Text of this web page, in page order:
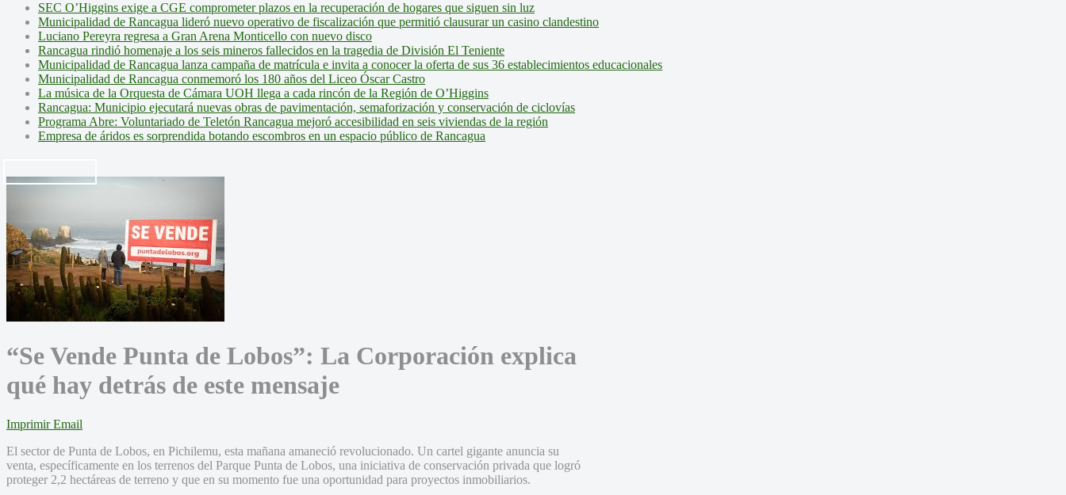
SEC O’Higgins exige a CGE comprometer plazos en la recuperación de hogares que siguen sin luz
Municipalidad de Rancagua lideró nuevo operativo de fiscalización que permitió clausurar un casino clandestino
Luciano Pereyra regresa a Gran Arena Monticello con nuevo disco
Rancagua rindió homenaje a los seis mineros fallecidos en la tragedia de División El Teniente
Municipalidad de Rancagua lanza campaña de matrícula e invita a conocer la oferta de sus 36 establecimientos educacionales
Municipalidad de Rancagua conmemoró los 180 años del Liceo Óscar Castro
La música de la Orquesta de Cámara UOH llega a cada rincón de la Región de O’Higgins
Rancagua: Municipio ejecutará nuevas obras de pavimentación, semaforización y conservación de ciclovías
Programa Abre: Voluntariado de Teletón Rancagua mejoró accesibilidad en seis viviendas de la región
Empresa de áridos es sorprendida botando escombros en un espacio público de Rancagua
“Se Vende Punta de Lobos”: La Corporación explica
qué hay detrás de este mensaje
Imprimir Email
El sector de Punta de Lobos, en Pichilemu, esta mañana amaneció revolucionado. Un cartel gigante anuncia su
venta, específicamente en los terrenos del Parque Punta de Lobos, una iniciativa de conservación privada que logró
proteger 2,2 hectáreas de terreno y que en su momento fue una oportunidad para proyectos inmobiliarios.